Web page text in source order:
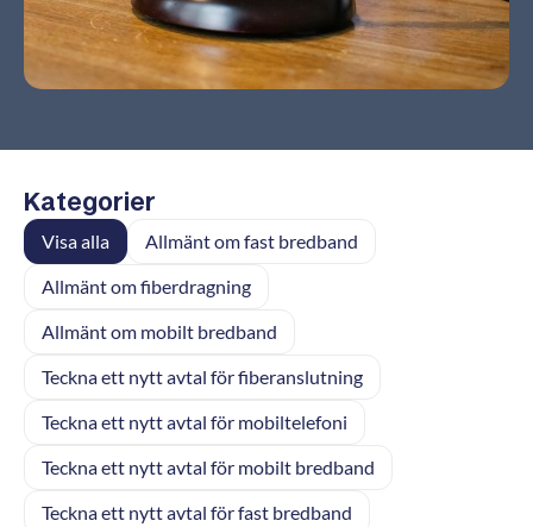
Kategorier
Visa alla
Allmänt om fast bredband
Allmänt om fiberdragning
Allmänt om mobilt bredband
Teckna ett nytt avtal för fiberanslutning
Teckna ett nytt avtal för mobiltelefoni
Teckna ett nytt avtal för mobilt bredband
Teckna ett nytt avtal för fast bredband